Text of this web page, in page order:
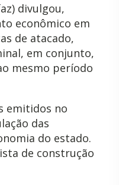
divulgou,
econômico em
de atacado,
em conjunto,
mesmo período
emitidos no
das
do estado.
de construção